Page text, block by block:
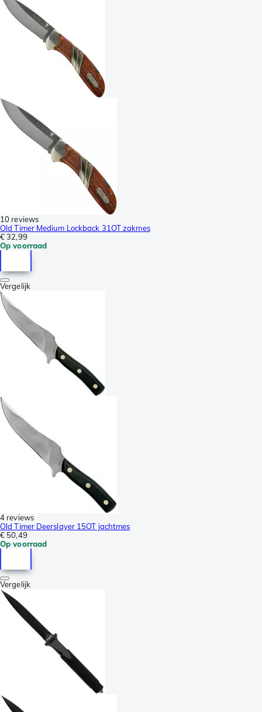
10 reviews
Old Timer Medium Lockback 31OT zakmes
€ 32,99
Op voorraad
Vergelijk
4 reviews
Old Timer Deerslayer 15OT jachtmes
€ 50,49
Op voorraad
Vergelijk